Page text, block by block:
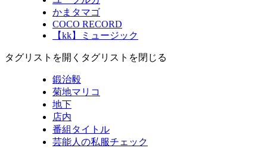
かまタマゴ
COCO RECORD
【kk】ミュージック
タグリストを開く タグリストを閉じる
鍛治毅
菊地マリコ
地下
店内
番組タイトル
芸能人の私服チェック